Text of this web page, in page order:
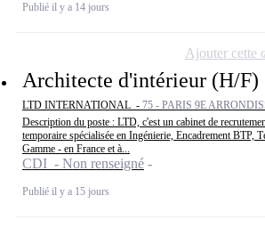
Publié il y a 14 jours
Architecte d'intérieur (H/F)
LTD INTERNATIONAL - 75 - PARIS 9E
Description du poste : LTD, c'est un cabinet de
temporaire spécialisée en Ingénierie, Encadrement BTP,
Gamme - en France et à...
CDI - Non renseigné
Publié il y a 15 jours
Ajouter cette